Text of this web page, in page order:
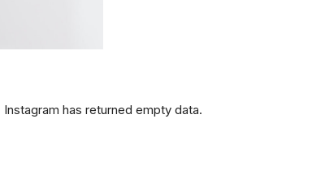
Instagram has returned empty data.